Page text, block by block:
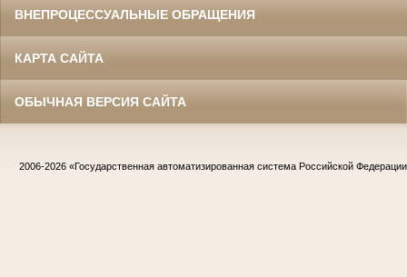
ВНЕПРОЦЕССУАЛЬНЫЕ ОБРАЩЕНИЯ
КАРТА САЙТА
ОБЫЧНАЯ ВЕРСИЯ САЙТА
2006-2026 «Государственная автоматизированная система Российской